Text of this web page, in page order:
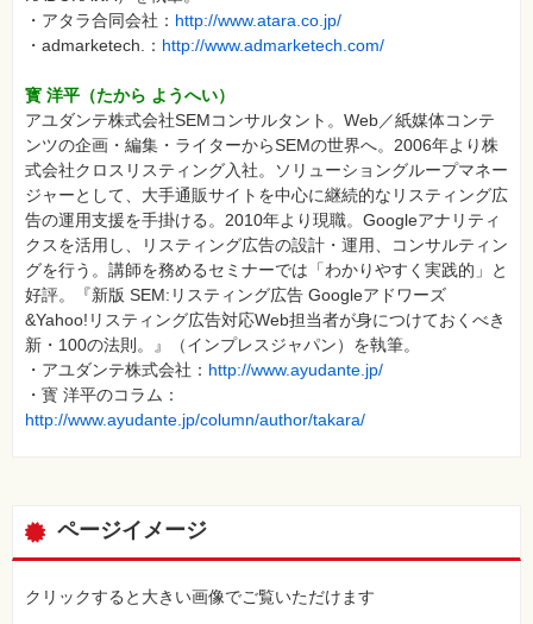
・アタラ合同会社： http://www.atara.co.jp/
・admarketech.： http://www.admarketech.com/
寳 洋平（たから ようへい）
アユダンテ株式会社SEMコンサルタント。Web／紙媒体コンテ
ンツの企画・編集・ライターからSEMの世界へ。2006年より株
式会社クロスリスティング入社。ソリューショングループマネー
ジャーとして、大手通販サイトを中心に継続的なリスティング広
告の運用支援を手掛ける。2010年より現職。Googleアナリティ
クスを活用し、リスティング広告の設計・運用、コンサルティン
グを行う。講師を務めるセミナーでは「わかりやすく実践的」と
好評。『新版 SEM:リスティング広告 Googleアドワーズ
&Yahoo!リスティング広告対応Web担当者が身につけておくべき
新・100の法則。』（インプレスジャパン）を執筆。
・アユダンテ株式会社： http://www.ayudante.jp/
・寳 洋平のコラム：
http://www.ayudante.jp/column/author/takara/
ページイメージ
クリックすると大きい画像でご覧いただけます